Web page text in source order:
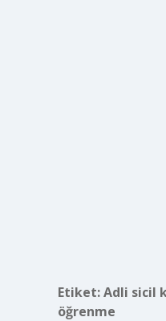
Etiket:Adli sicil
öğrenme